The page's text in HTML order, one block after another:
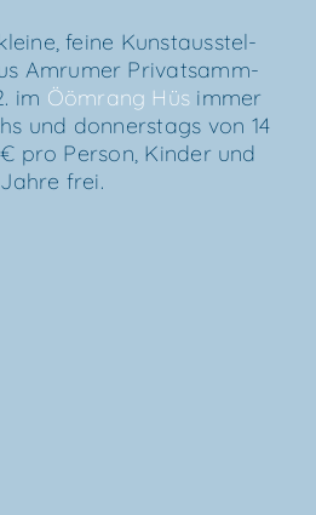
fei­ne Kunst­aus­stel­
Amru­mer Pri­vat­samm­
im Ööm­rang Hüs immer
und don­ners­tags von 14
pro Per­son, Kin­der und
frei.